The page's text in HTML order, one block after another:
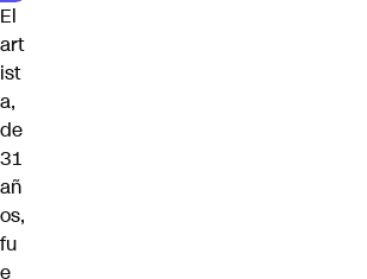
El
art
ist
a,
de
31
añ
os,
fu
e